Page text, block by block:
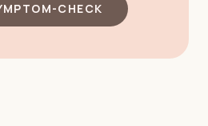
CHECK